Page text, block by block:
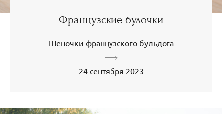
Французские булочки
Щеночки французского бульдога
24 сентября 2023